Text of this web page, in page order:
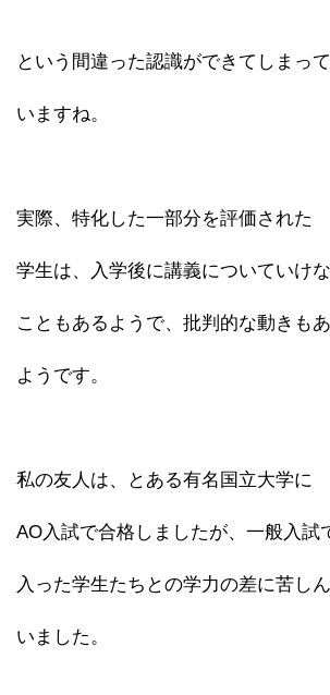
という間違った認識ができてしまって
いますね。
実際、特化した一部分を評価された
学生は、入学後に講義についていけ
こともあるようで、批判的な動きも
ようです。
私の友人は、とある有名国立大学に
AO入試で合格しましたが、一般入試
入った学生たちとの学力の差に苦し
いました。